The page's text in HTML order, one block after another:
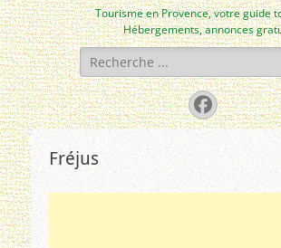
Tourisme en Provence, votre guide
Hébergements, annonces
Rechercher :
Fréjus